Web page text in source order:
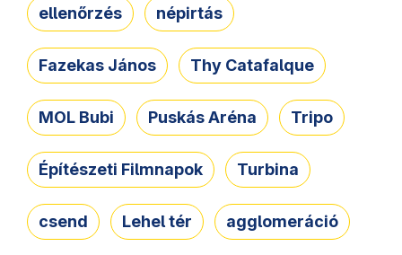
ellenőrzés népirtás
Fazekas János Thy Catafalque
MOL Bubi Puskás Aréna Tripo
Építészeti Filmnapok Turbina
csend Lehel tér agglomeráció